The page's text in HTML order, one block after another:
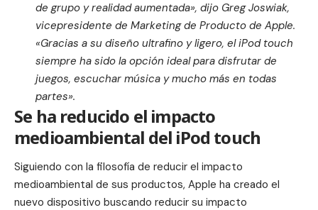
de grupo y realidad aumentada», dijo Greg Joswiak,
vicepresidente de Marketing de Producto de Apple.
«Gracias a su diseño ultrafino y ligero, el iPod touch
siempre ha sido la opción ideal para disfrutar de
juegos, escuchar música y mucho más en todas
partes».
Se ha reducido el impacto
medioambiental del iPod touch
Siguiendo con la filosofía de reducir el impacto
medioambiental de sus productos, Apple ha creado el
nuevo dispositivo buscando reducir su impacto